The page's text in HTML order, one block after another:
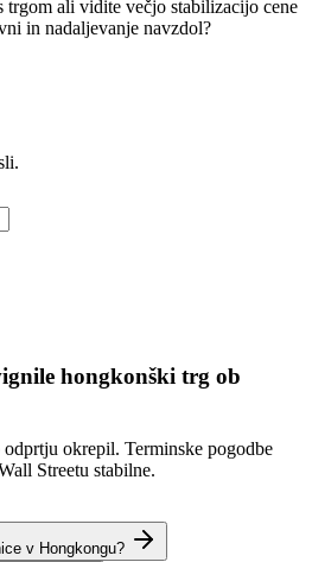
trgom ali vidite večjo stabilizacijo cene
in nadaljevanje navzdol?
hongkonški trg ob
odprtju okrepil. Terminske pogodbe
Streetu stabilne.
v Hongkongu?